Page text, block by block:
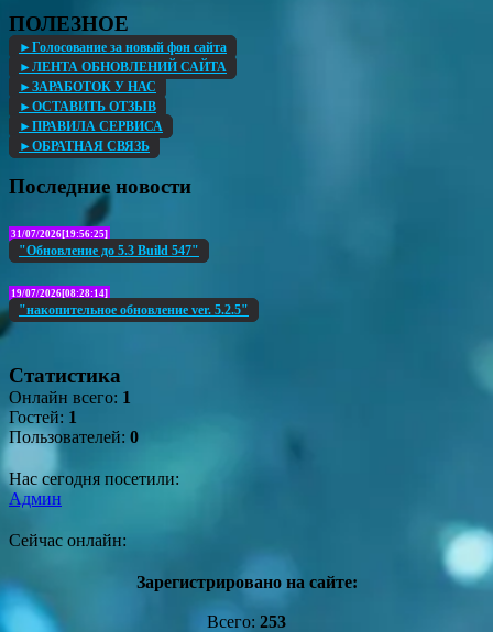
ПОЛЕЗНОЕ
►Голосование за новый фон сайта
►ЛЕНТА ОБНОВЛЕНИЙ САЙТА
►ЗАРАБОТОК У НАС
►ОСТАВИТЬ ОТЗЫВ
►ПРАВИЛА СЕРВИСА
►ОБРАТНАЯ СВЯЗЬ
Последние новости
31/07/2026[19:56:25]
"Обновление до 5.3 Build 547"
19/07/2026[08:28:14]
"накопительное обновление ver. 5.2.5"
Статистика
Онлайн всего: 1
Гостей: 1
Пользователей: 0
Нас сегодня посетили:
Админ
Сейчас онлайн:
Зарегистрировано на сайте:
Всего: 253